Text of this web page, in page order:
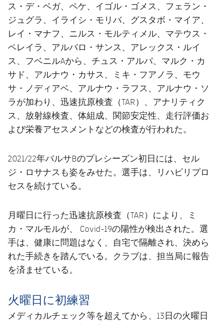
ス・デ・ベガ、ペケ、イゴル・ゴメス、フェラン・
ジュグラ、イライシ・モリバ、グスタボ・マイア、
レイ・マナフ、ニルス・モルティメル、マテウス・
ペレイラ、アルバロ・サンス、アレックス・ルイ
ス、フベニルAから、チュス・アルバ、マルク・カ
サド、アルナウ・カサス、ミキ・フアノラ、モウ
サ・ノディアベ、アルナウ・ラフス、アルナウ・ソ
ラが加わり、迅速抗原検査（TAR）、アナリティク
ス、放射線検査、体組成、関節安定性、走行評価お
よび栄養アセスメントなどの検査が行われた。
2021/22年バルサBのプレシーズン初日には、セル
ジ・ロサナスも姿をみせた。選手は、リハビリプロ
セスを続けている。
月曜日に行った迅速抗原検査（TAR）により、ミ
カ・マルモルが、 Covid-19の陽性が検出された。選
手は、健康に問題はなく、自宅で隔離され、決めら
れた手続きを踏んでいる。クラブは、担当局に報告
を済ませている。
火曜日に初練習
メディカルチェック等を超えてから、13日の火曜日